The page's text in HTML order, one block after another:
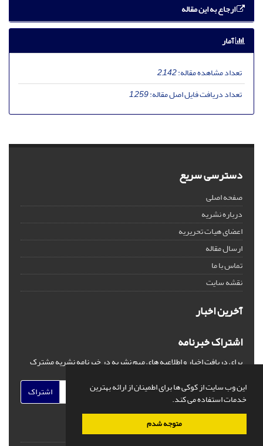
این وب سایت از کوکی ها برای اطمینان از ارائه بهترین
خدمات استفاده می کند.
متوجه شدم
ارجاع به این مقاله
آمار
تعداد مشاهده مقاله:2,142
تعداد دریافت فایل اصل مقاله:1,259
دسترسی سریع
صفحه اصلی
درباره نشریه
اعضای هیات تحریریه
ارسال مقاله
تماس با ما
نقشه سایت
آخرین اخبار
اشتراک خبرنامه
برای دریافت اخبار و اطلاعیه های مهم نشریه در خبرنامه نشریه مشترک
اشتراک